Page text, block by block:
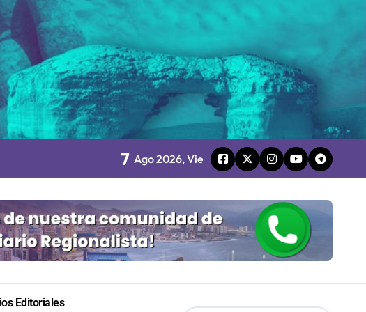
de Bodyboard
evalúa el Gobierno
7 Ago 2026, Vie
Editoriales